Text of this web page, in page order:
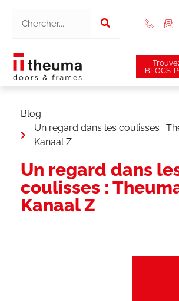
BLOCS-
Blog
Un regard dans les coulisses :
Kanaal Z
Un regard dans
coulisses :
Kanaal Z